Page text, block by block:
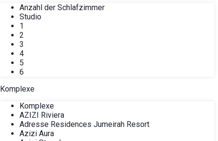
Anzahl der Schlafzimmer
Studio
1
2
3
4
5
6
Komplexe
Komplexe
AZIZI Riviera
Adresse Residences Jumeirah Resort
Azizi Aura